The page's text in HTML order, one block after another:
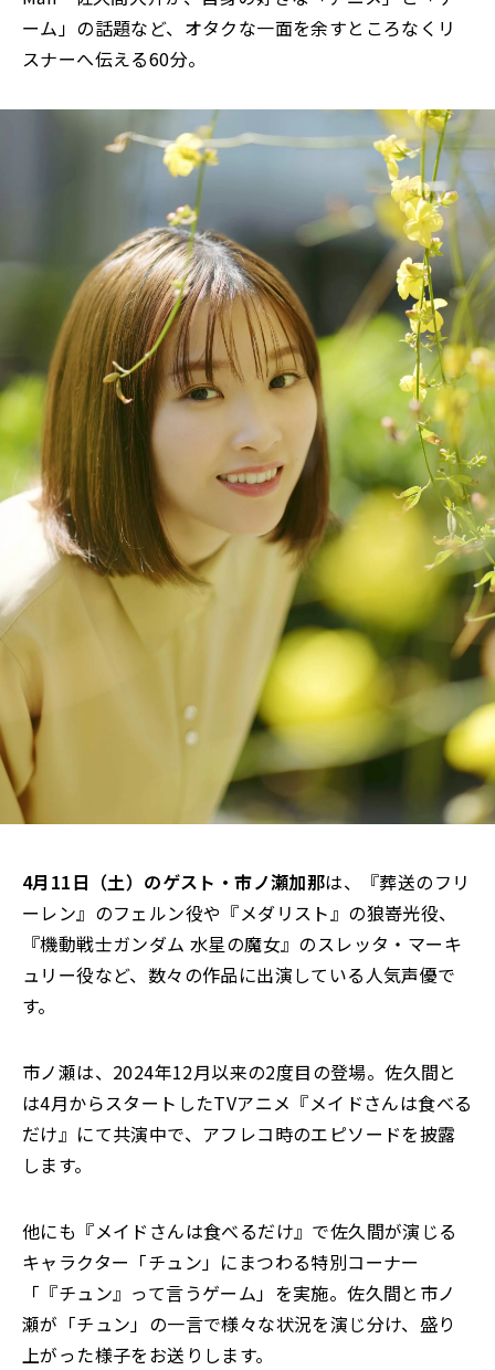
ーム」の話題など、オタクな一面を余すところなくリ
スナーへ伝える60分。
4月11日（土）のゲスト・市ノ瀬加那は、『葬送のフリ
ーレン』のフェルン役や『メダリスト』の狼嵜光役、
『機動戦士ガンダム 水星の魔女』のスレッタ・マーキ
ュリー役など、数々の作品に出演している人気声優で
す。
市ノ瀬は、2024年12月以来の2度目の登場。佐久間と
は4月からスタートしたTVアニメ『メイドさんは食べる
だけ』にて共演中で、アフレコ時のエピソードを披露
します。
他にも『メイドさんは食べるだけ』で佐久間が演じる
キャラクター「チュン」にまつわる特別コーナー
「『チュン』って言うゲーム」を実施。佐久間と市ノ
瀬が「チュン」の一言で様々な状況を演じ分け、盛り
上がった様子をお送りします。